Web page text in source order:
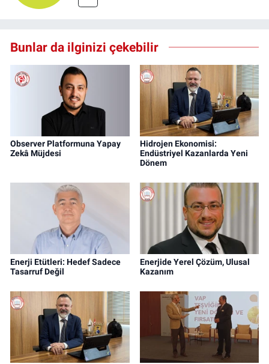
Bunlar da ilginizi çekebilir
Observer Platformuna Yapay
Zekâ Müjdesi
Hidrojen Ekonomisi:
Endüstriyel Kazanlarda Yeni
Dönem
Enerji Etütleri: Hedef Sadece
Tasarruf Değil
Enerjide Yerel Çözüm, Ulusal
Kazanım